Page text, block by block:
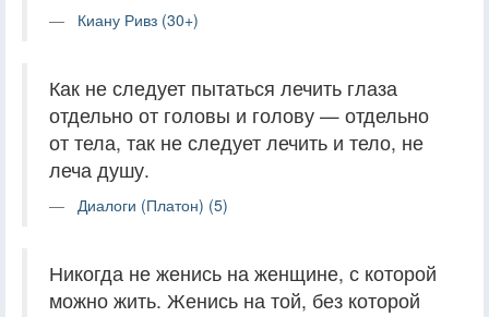
Киану Ривз (30+)
Как не следует пытаться лечить глаза
отдельно от головы и голову — отдельно
от тела, так не следует лечить и тело, не
леча душу.
Диалоги (Платон) (5)
Никогда не женись на женщине, с которой
можно жить. Женись на той, без которой